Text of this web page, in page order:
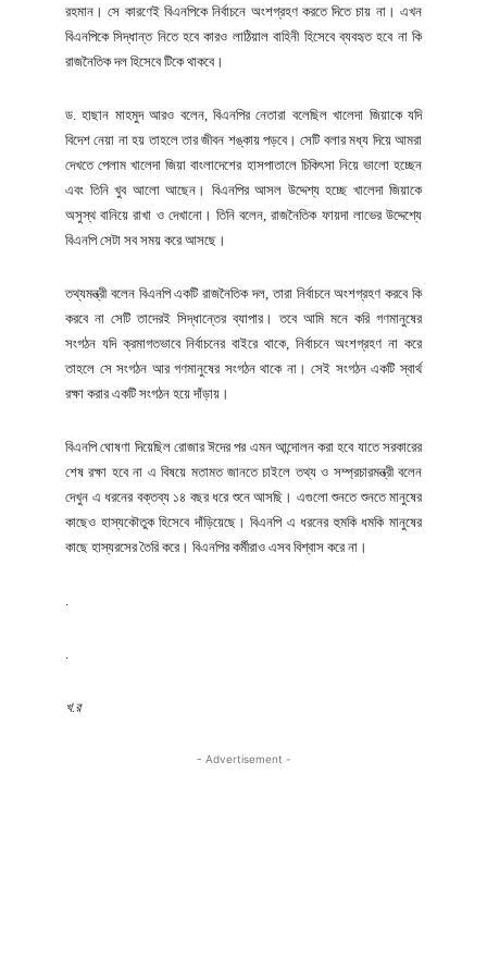
রহমান। সে কারণেই বিএনপিকে নির্বাচনে অংশগ্রহণ করতে দিতে চায় না। এখন
বিএনপিকে সিদ্ধান্ত নিতে হবে কারও লাঠিয়াল বাহিনী হিসেবে ব্যবহৃত হবে না কি
রাজনৈতিক দল হিসেবে টিকে থাকবে।
ড. হাছান মাহমুদ আরও বলেন, বিএনপির নেতারা বলেছিল খালেদা জিয়াকে যদি
বিদেশ নেয়া না হয় তাহলে তার জীবন শঙ্কায় পড়বে। সেটি বলার মধ্য দিয়ে আমরা
দেখতে পেলাম খালেদা জিয়া বাংলাদেশের হাসপাতালে চিকিৎসা নিয়ে ভালো হচ্ছেন
এবং তিনি খুব আলো আছেন। বিএনপির আসল উদ্দেশ্য হচ্ছে খালেদা জিয়াকে
অসুস্থ বানিয়ে রাখা ও দেখানো। তিনি বলেন, রাজনৈতিক ফায়দা লাভের উদ্দেশ্যে
বিএনপি সেটা সব সময় করে আসছে।
তথ্যমন্ত্রী বলেন বিএনপি একটি রাজনৈতিক দল, তারা নির্বাচনে অংশগ্রহণ করবে কি
করবে না সেটি তাদেরই সিদ্ধান্তের ব্যাপার। তবে আমি মনে করি গণমানুষের
সংগঠন যদি ক্রমাগতভাবে নির্বাচনের বাইরে থাকে, নির্বাচনে অংশগ্রহণ না করে
তাহলে সে সংগঠন আর গণমানুষের সংগঠন থাকে না। সেই সংগঠন একটি স্বার্থ
রক্ষা করার একটি সংগঠন হয়ে দাঁড়ায়।
বিএনপি ঘোষণা দিয়েছিল রোজার ঈদের পর এমন আন্দোলন করা হবে যাতে সরকারের
শেষ রক্ষা হবে না এ বিষয়ে মতামত জানতে চাইলে তথ্য ও সম্প্রচারমন্ত্রী বলেন
দেখুন এ ধরনের বক্তব্য ১৪ বছর ধরে শুনে আসছি। এগুলো শুনতে শুনতে মানুষের
কাছেও হাস্যকৌতুক হিসেবে দাঁড়িয়েছে। বিএনপি এ ধরনের হুমকি ধমকি মানুষের
কাছে হাস্যরসের তৈরি করে। বিএনপির কর্মীরাও এসব বিশ্বাস করে না।
.
.
খ.র
- Advertisement -